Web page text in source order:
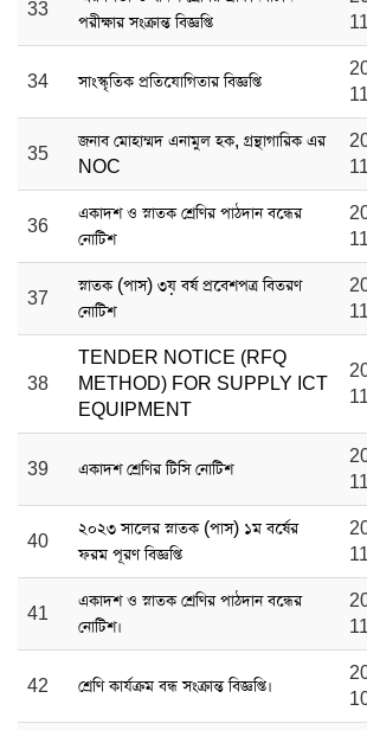
33
পরীক্ষার সংক্রান্ত বিজ্ঞপ্তি
34 সাংস্কৃতিক প্রতিযোগিতার বিজ্ঞপ্তি
35
জনাব মোহাম্মদ এনামুল হক, গ্রন্থাগারিক এর
NOC
36
একাদশ ও স্নাতক শ্রেণির পাঠদান বন্ধের
নোটিশ
37
স্নাতক (পাস) ৩য় বর্ষ প্রবেশপত্র বিতরণ
নোটিশ
38
TENDER NOTICE (RFQ
METHOD) FOR SUPPLY ICT
EQUIPMENT
39 একাদশ শ্রেণির টিসি নোটিশ
40
২০২৩ সালের স্নাতক (পাস) ১ম বর্ষের
ফরম পূরণ বিজ্ঞপ্তি
41
একাদশ ও স্নাতক শ্রেণির পাঠদান বন্ধের
নোটিশ।
42 শ্রেণি কার্যক্রম বন্ধ সংক্রান্ত বিজ্ঞপ্তি।